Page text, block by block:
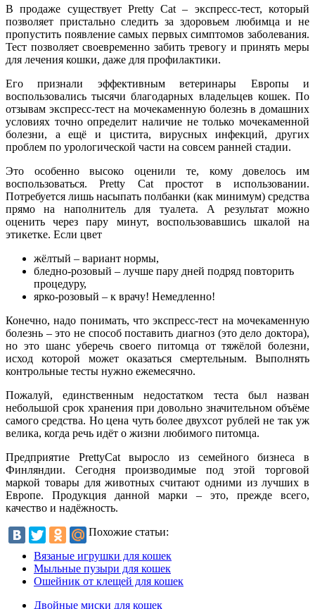
В продаже существует Pretty Cat – экспресс-тест, который
позволяет пристально следить за здоровьем любимца и не
пропустить появление самых первых симптомов заболевания.
Тест позволяет своевременно забить тревогу и принять меры
для лечения кошки, даже для профилактики.
Его признали эффективным ветеринары Европы и
воспользовались тысячи благодарных владельцев кошек. По
отзывам экспресс-тест на мочекаменную болезнь в домашних
условиях точно определит наличие не только мочекаменной
болезни, а ещё и цистита, вирусных инфекций, других
проблем по урологической части на совсем ранней стадии.
Это особенно высоко оценили те, кому довелось им
воспользоваться. Pretty Cat простот в использовании.
Потребуется лишь насыпать полбанки (как минимум) средства
прямо на наполнитель для туалета. А результат можно
оценить через пару минут, воспользовавшись шкалой на
этикетке. Если цвет
жёлтый – вариант нормы,
бледно-розовый – лучше пару дней подряд повторить
процедуру,
ярко-розовый – к врачу! Немедленно!
Конечно, надо понимать, что экспресс-тест на мочекаменную
болезнь – это не способ поставить диагноз (это дело доктора),
но это шанс уберечь своего питомца от тяжёлой болезни,
исход которой может оказаться смертельным. Выполнять
контрольные тесты нужно ежемесячно.
Пожалуй, единственным недостатком теста был назван
небольшой срок хранения при довольно значительном объёме
самого средства. Но цена чуть более двухсот рублей не так уж
велика, когда речь идёт о жизни любимого питомца.
Предприятие PrettyCat выросло из семейного бизнеса в
Финляндии. Сегодня производимые под этой торговой
маркой товары для животных считают одними из лучших в
Европе. Продукция данной марки – это, прежде всего,
качество и надёжность.
Похожие статьи:
Вязаные игрушки для кошек
Мыльные пузыри для кошек
Ошейник от клещей для кошек
Двойные миски для кошек